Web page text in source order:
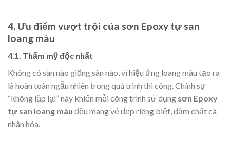
4. Ưu điểm vượt trội của sơn Epoxy tự san
loang màu
4.1. Thẩm mỹ độc nhất
Không có sàn nào giống sàn nào, vì hiệu ứng loang màu tạo ra
là hoàn toàn ngẫu nhiên trong quá trình thi công. Chính sự
“không lặp lại” này khiến mỗi công trình sử dụng sơn Epoxy
tự san loang màu đều mang vẻ đẹp riêng biệt, đậm chất cá
nhân hóa.